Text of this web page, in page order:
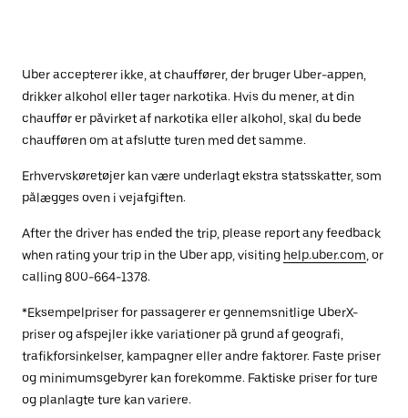
Uber accepterer ikke, at chauffører, der bruger Uber-appen,
drikker alkohol eller tager narkotika. Hvis du mener, at din
chauffør er påvirket af narkotika eller alkohol, skal du bede
chaufføren om at afslutte turen med det samme.
Erhvervskøretøjer kan være underlagt ekstra statsskatter, som
pålægges oven i vejafgiften.
After the driver has ended the trip, please report any feedback
when rating your trip in the Uber app, visiting help.uber.com , or
calling 800-664-1378.
*Eksempelpriser for passagerer er gennemsnitlige UberX-
priser og afspejler ikke variationer på grund af geografi,
trafikforsinkelser, kampagner eller andre faktorer. Faste priser
og minimumsgebyrer kan forekomme. Faktiske priser for ture
og planlagte ture kan variere.